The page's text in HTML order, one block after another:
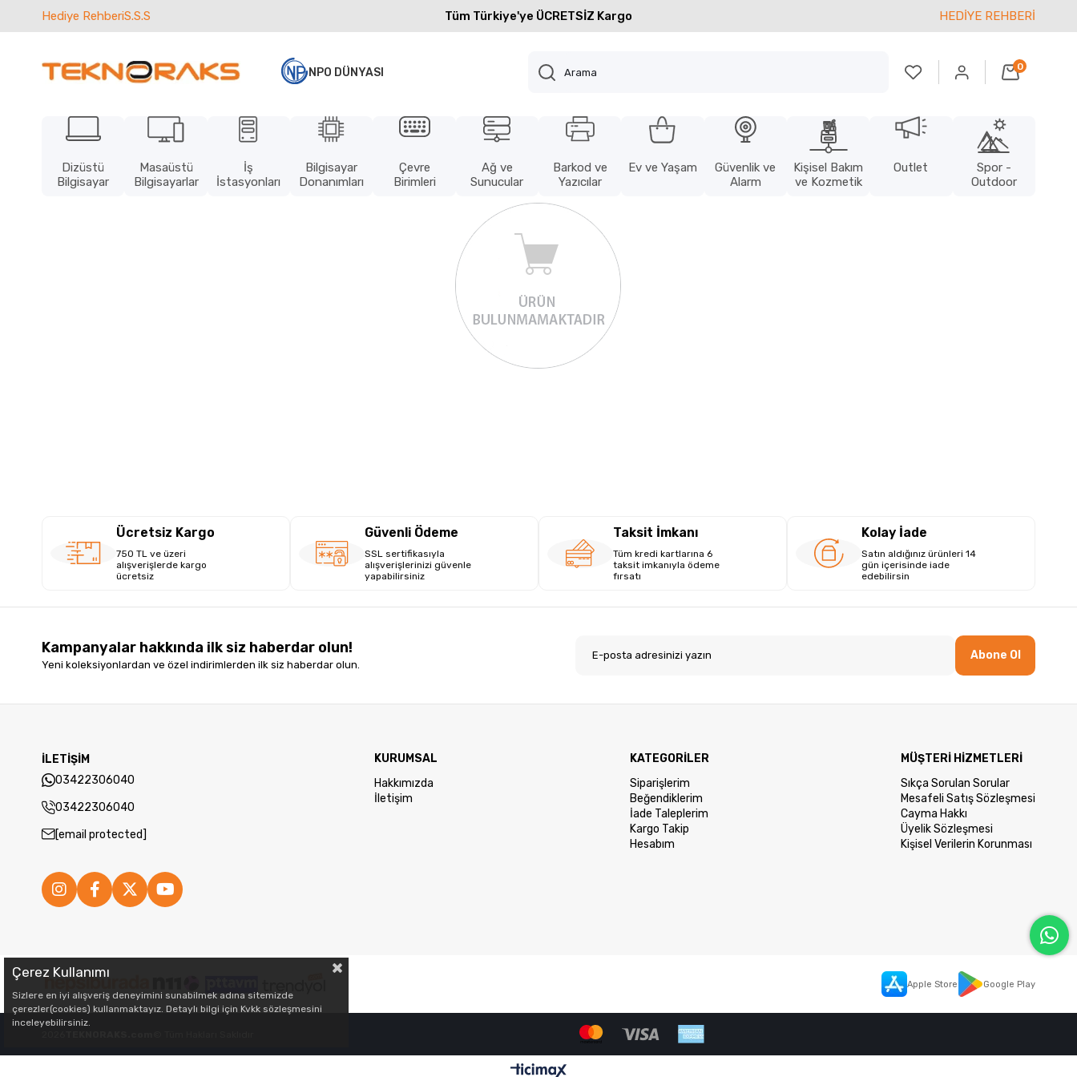
Hediye RehberiS.S.S Tüm Türkiye'ye ÜCRETSİZ Kargo HEDİYE REHBERİ
NPO DÜNYASI 0
Dizüstü
Bilgisayar
Masaüstü
Bilgisayarlar
İş
İstasyonları
Bilgisayar
Donanımları
Çevre
Birimleri
Ağ ve
Sunucular
Barkod ve
Yazıcılar
Ev ve Yaşam
Güvenlik ve
Alarm
Kişisel Bakım
ve Kozmetik
Outlet
Spor -
Outdoor
Ücretsiz Kargo
750 TL ve üzeri
alışverişlerde kargo
ücretsiz
Güvenli Ödeme
SSL sertifikasıyla
alışverişlerinizi güvenle
yapabilirsiniz
Taksit İmkanı
Tüm kredi kartlarına 6
taksit imkanıyla ödeme
fırsatı
Kolay İade
Satın aldığınız ürünleri 14
gün içerisinde iade
edebilirsin
Kampanyalar hakkında ilk siz haberdar olun!
Yeni koleksiyonlardan ve özel indirimlerden ilk siz haberdar olun.
Abone Ol
İLETİŞİM
03422306040
03422306040
[email protected]
KURUMSAL
Hakkımızda
İletişim
KATEGORİLER
Siparişlerim
Beğendiklerim
İade Taleplerim
Kargo Takip
Hesabım
MÜŞTERİ HİZMETLERİ
Sıkça Sorulan Sorular
Mesafeli Satış Sözleşmesi
Cayma Hakkı
Üyelik Sözleşmesi
Kişisel Verilerin Korunması
Apple Store Google Play
Çerez Kullanımı
Sizlere en iyi alışveriş deneyimini sunabilmek adına sitemizde
çerezler(cookies) kullanmaktayız. Detaylı bilgi için Kvkk sözleşmesini
inceleyebilirsiniz.